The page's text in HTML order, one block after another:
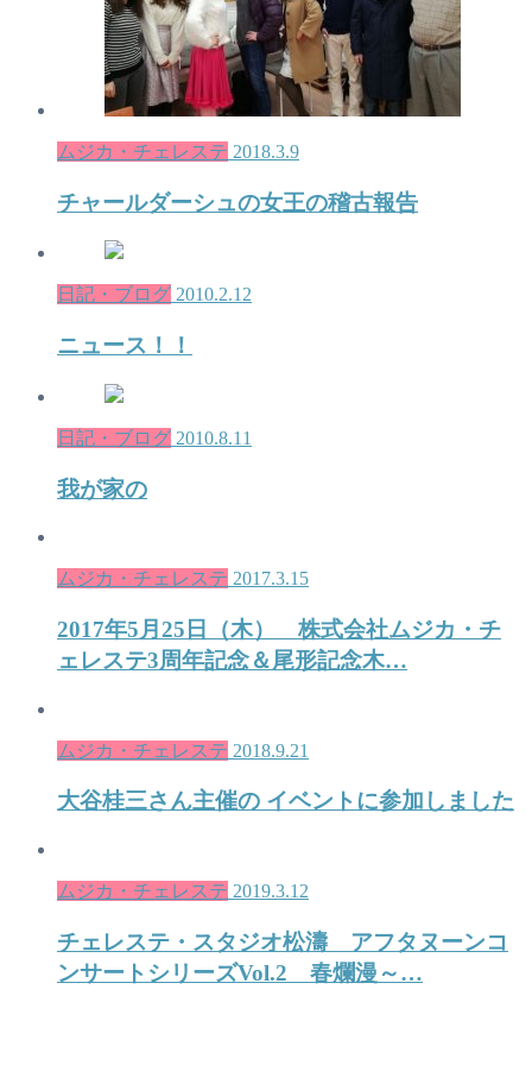
ムジカ・チェレステ 2018.3.9
チャールダーシュの女王の稽古報告
日記・ブログ 2010.2.12
ニュース！！
日記・ブログ 2010.8.11
我が家の
ムジカ・チェレステ 2017.3.15
2017年5月25日（木） 株式会社ムジカ・チ
ェレステ3周年記念＆尾形記念木…
ムジカ・チェレステ 2018.9.21
大谷桂三さん主催の イベントに参加しました
ムジカ・チェレステ 2019.3.12
チェレステ・スタジオ松濤 アフタヌーンコ
ンサートシリーズVol.2 春爛漫～…